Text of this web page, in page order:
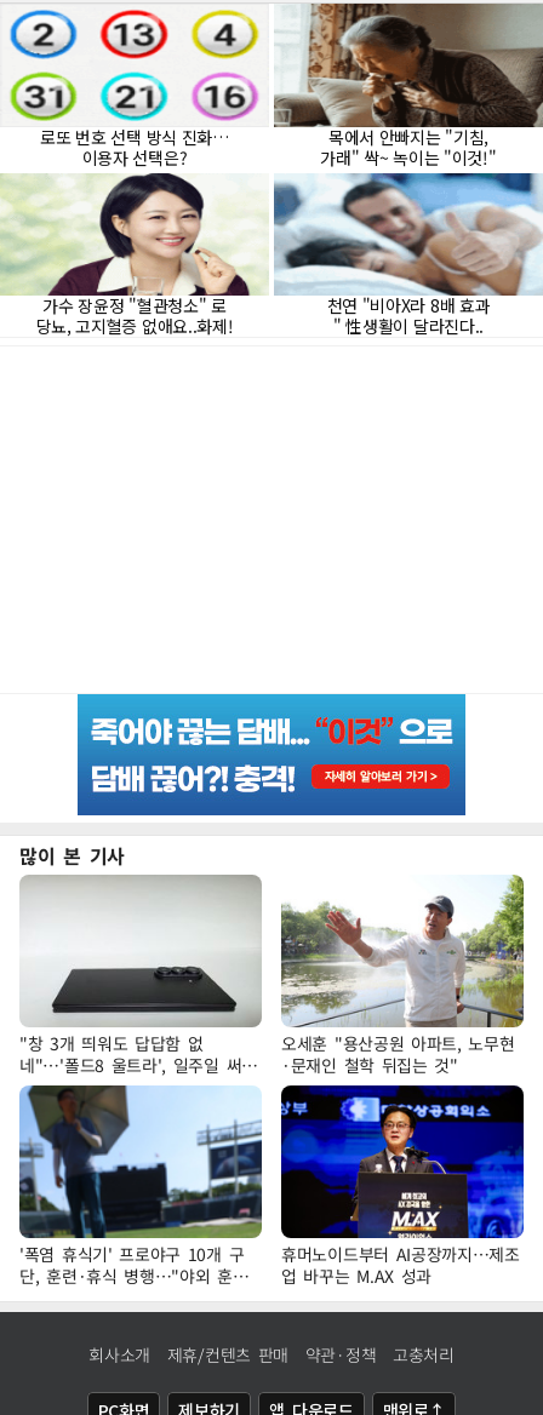
많이 본 기사
"창 3개 띄워도 답답함 없
네"…'폴드8 울트라', 일주일 써보
니
오세훈 "용산공원 아파트, 노무현
·문재인 철학 뒤집는 것"
'폭염 휴식기' 프로야구 10개 구
단, 훈련·휴식 병행…"야외 훈련
해도 안전 최우선"
휴머노이드부터 AI공장까지…제조
업 바꾸는 M.AX 성과
회사소개 제휴/컨텐츠 판매 약관·정책 고충처리